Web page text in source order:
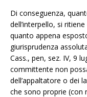
Di conseguenza,
dell’interpello, si
quanto appena
giurisprudenza
Cass., pen, sez. IV, 9
committente non
dell’appaltatore o dei
che sono proprie (con